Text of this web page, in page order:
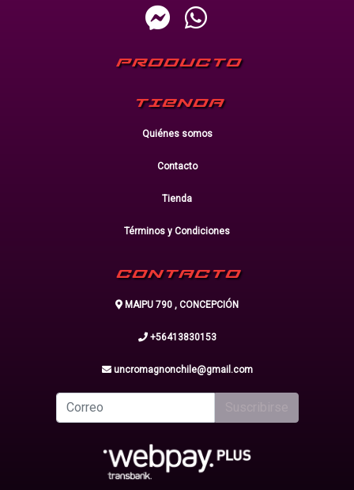
PRODUCTO
TIENDA
Quiénes somos
Contacto
Tienda
Términos y Condiciones
CONTACTO
MAIPU 790 , CONCEPCIÓN
+56413830153
uncromagnonchile@gmail.com